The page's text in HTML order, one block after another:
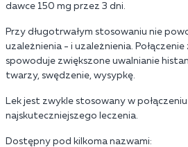
dawce 150 mg przez 3 dni.
Przy długotrwałym stosowaniu nie
uzależnienia - i uzależnienia.
spowoduje zwiększone uwalnianie
twarzy, swędzenie, wysypkę.
Lek jest zwykle stosowany w
najskuteczniejszego leczenia.
Dostępny pod kilkoma nazwami: